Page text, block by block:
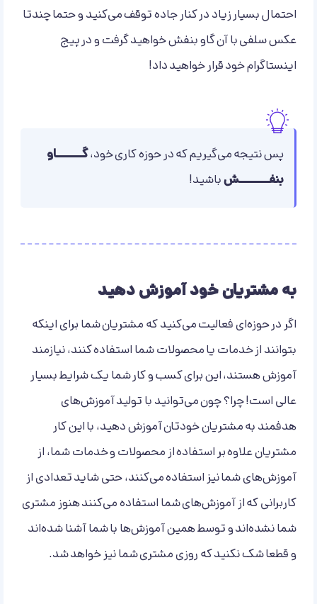
احتمال بسیار زیاد در کنار جاده توقف می‌کنید و حتما چندتا
عکس سلفی با آن گاو بنفش خواهید گرفت و در پیج
اینستاگرام خود قرار خواهید داد!
پس نتیجه می‌گیریم که در حوزه کاری خود،گــــــاو
بنفـــــــشباشید!
به مشتریان خود آموزش دهید
اگر در حوزه‌ای فعالیت می‌کنید که مشتریان شما برای اینکه
بتوانند از خدمات یا محصولات شما استفاده کنند، نیازمند
آموزش هستند، این برای کسب و کار شما یک شرایط بسیار
عالی است! چرا؟ چون می‌توانید با تولید آموزش‌های
هدفمند به مشتریان خودتان آموزش دهید، با این کار
مشتریان علاوه بر استفاده از محصولات و خدمات شما، از
آموزش‌های شما نیز استفاده می‌کنند، حتی شاید تعدادی از
کاربرانی که از آموزش‌های شما استفاده می‌کنند هنوز مشتری
شما نشده‌اند و توسط همین آموز‌ش‌ها با شما آشنا شده‌اند
و قطعا شک نکنید که روزی مشتری شما نیز خواهد شد.